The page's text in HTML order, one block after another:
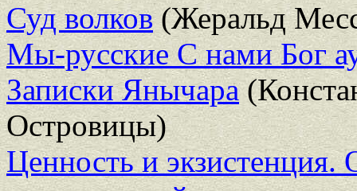
Суд волков(Жеральд
Мы-русские С нами Бог
Записки Янычара
Островицы)
Ценность и экзистенция.